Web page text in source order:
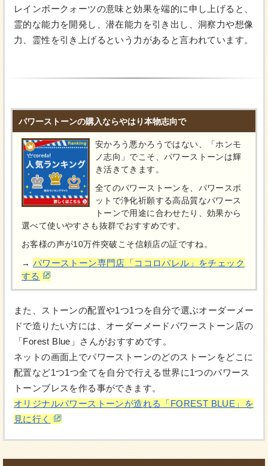
レインボークォーツの意味と効果を端的に申し上げると、
霊的な能力を開発し、潜在能力を引き出し、洞察力や想像
力、霊性を引き上げるという力があると言われています。
パワーストーンの購入ならやはり本物志向で
安かろう悪かろうではない、「ホンモ
ノ志向」でこそ、パワーストーンは輝
き活きてきます。
全てのパワーストーンを、パワースポ
ットで浄化祈願する高品質なパワース
トーンで用途に合わせたり、効果から
選べて使いやすさも抜群でおすすめです。
お客様の声が10万件突破こそ信頼店の証ですね。
→ パワーストーン専門店「ココロパレル」をチェック
する
また、ストーンの配置や1つ1つを自分で選ぶオーダーメー
ドで造りたい方には、オーダーメードパワーストーン店の
「Forest Blue」さんがおすすめです。
ネットの画面上でパワーストーンのどのストーンをどこに
配置など1つ1つ全てを自分で行える世界に1つのパワース
トーンブレスを作る事ができます。
オリジナルパワーストーンが造れる「FOREST BLUE」を
見に行く